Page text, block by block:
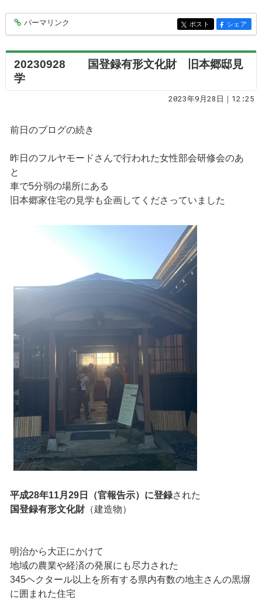
entry8403
パーマリンク entry8403
ポスト entry8403
シェア
20230928 国登録有形文化財 旧本郷邸見
学
2023年9月28日｜12:25
前日のブログの続き
昨日のフルヤモードさんで行われた女性部会研修会のあ
と
車で5分弱の場所にある
旧本郷家住宅の見学も企画してくださっていました
平成28年11月29日（官報告示）に登録された
国登録有形文化財（建造物）
明治から大正にかけて
地域の農業や経済の発展にも尽力された
345ヘクタール以上を所有する県内有数の地主さんの黒塀
に囲まれた住宅